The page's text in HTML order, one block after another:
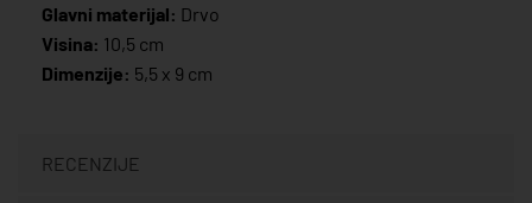
Glavni materijal: Drvo
Visina: 10,5 cm
Dimenzije: 5,5 x 9 cm
RECENZIJE